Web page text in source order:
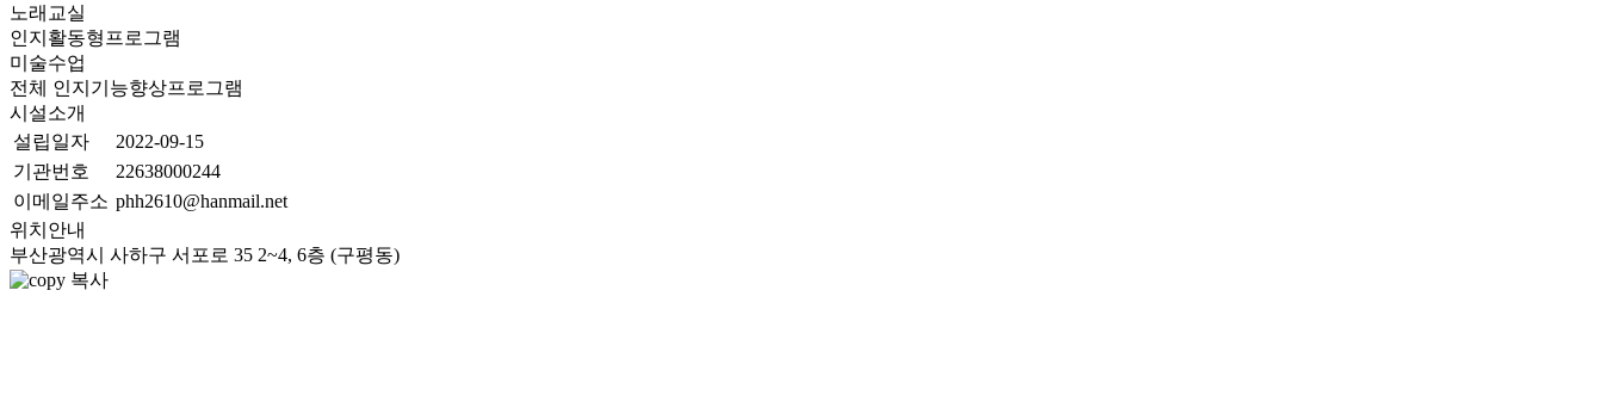
노래교실
인지활동형프로그램
미술수업
전체 인지기능향상프로그램
시설소개
설립일자
2022-09-15
기관번호
22638000244
이메일주소 phh2610@hanmail.net
위치안내
부산광역시 사하구 서포로 35 2~4, 6층 (구평동)
복사